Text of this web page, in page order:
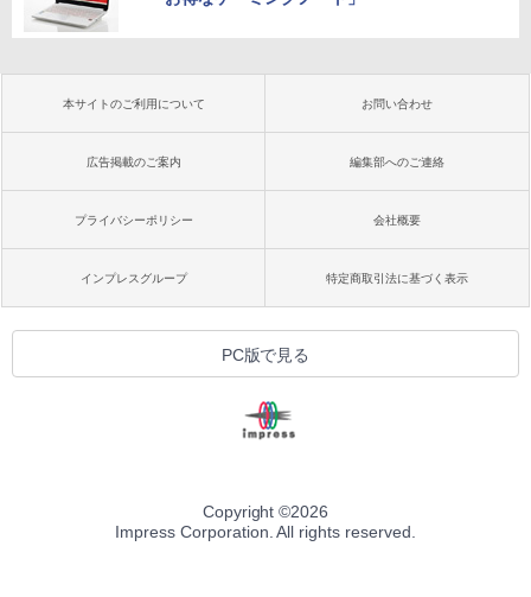
本サイトのご利用について お問い合わせ
広告掲載のご案内 編集部へのご連絡
プライバシーポリシー 会社概要
インプレスグループ 特定商取引法に基づく表示
PC版で見る
Copyright ©2026
Impress Corporation. All rights reserved.